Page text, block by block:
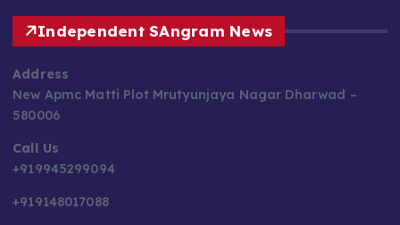
Independent SAngram News
Address
New Apmc Matti Plot Mrutyunjaya Nagar Dharwad –
580006
Call Us
+919945299094
+919148017088